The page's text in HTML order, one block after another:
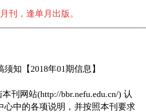
刊，逢单月出版。
须知【2018年01期信息】
刊网站(http://bbr.nefu.edu.cn/) 认
心中的各项说明，并按照本刊要求